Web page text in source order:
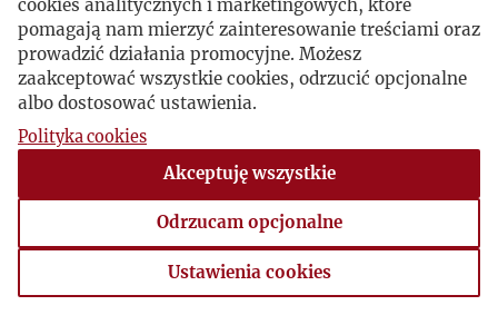
cookies analitycznych i marketingowych, które
pomagają nam mierzyć zainteresowanie treściami oraz
prowadzić działania promocyjne. Możesz
zaakceptować wszystkie cookies, odrzucić opcjonalne
albo dostosować ustawienia.
Polityka cookies
Akceptuję wszystkie
Odrzucam opcjonalne
Ustawienia cookies
Ustawienia cookies